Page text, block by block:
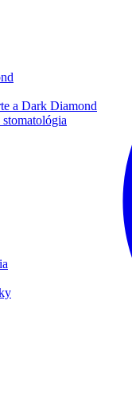
a Dark Diamond